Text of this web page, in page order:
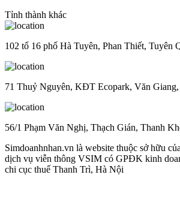
Tỉnh thành khác
102 tổ 16 phố Hà Tuyên, Phan Thiết, Tuyên
71 Thuỷ Nguyên, KĐT Ecopark, Văn
56/1 Phạm Văn Nghị, Thạch Gián, Thanh
Simdoanhnhan.vn là website thuộc sở hữu
dịch vụ viễn thông VSIM có GPĐK kinh
chi cục thuế Thanh Trì, Hà Nội